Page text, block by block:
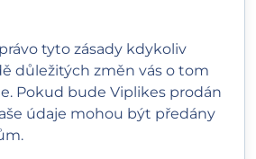
tyto zásady kdykoliv
důležitých změn vás o tom
Pokud bude Viplikes prodán
údaje mohou být předány